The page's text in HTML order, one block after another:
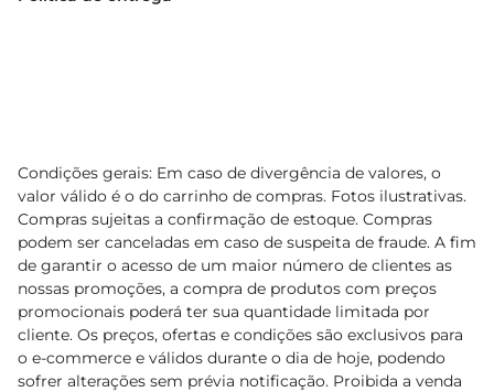
Condições gerais: Em caso de divergência de valores, o
valor válido é o do carrinho de compras. Fotos ilustrativas.
Compras sujeitas a confirmação de estoque. Compras
podem ser canceladas em caso de suspeita de fraude. A fim
de garantir o acesso de um maior número de clientes as
nossas promoções, a compra de produtos com preços
promocionais poderá ter sua quantidade limitada por
cliente. Os preços, ofertas e condições são exclusivos para
o e-commerce e válidos durante o dia de hoje, podendo
sofrer alterações sem prévia notificação. Proibida a venda